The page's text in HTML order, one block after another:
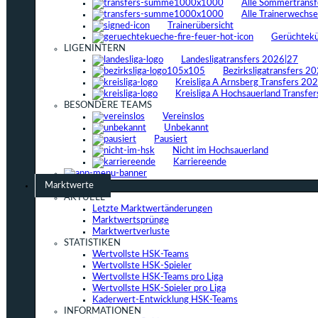
Alle
Alle
Trainerübersicht
LIGENINTERN
Landesligatransfers 2026|27
Bezirksligatransfers
Kreisliga A Arnsberg Transfers
Kreisliga A Hochsauerland
BESONDERE TEAMS
Vereinslos
Unbekannt
Pausiert
Nicht im Hochsauerland
Karriereende
Marktwerte
AKTUELL
Letzte Marktwertänderungen
Marktwertsprünge
Marktwertverluste
STATISTIKEN
Wertvollste HSK-Teams
Wertvollste HSK-Spieler
Wertvollste HSK-Teams pro Liga
Wertvollste HSK-Spieler pro Liga
Kaderwert-Entwicklung HSK-Teams
INFORMATIONEN